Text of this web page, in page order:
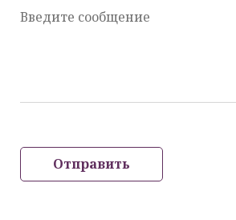
Введите сообщение
Отправить